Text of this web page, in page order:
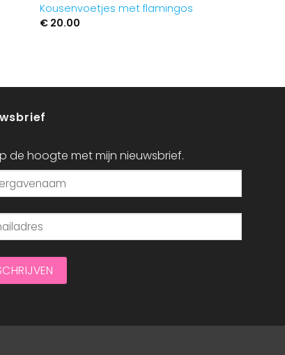
Kousenvoetjes met flamingos
€20.00
de hoogte met mijn nieuwsbrief.